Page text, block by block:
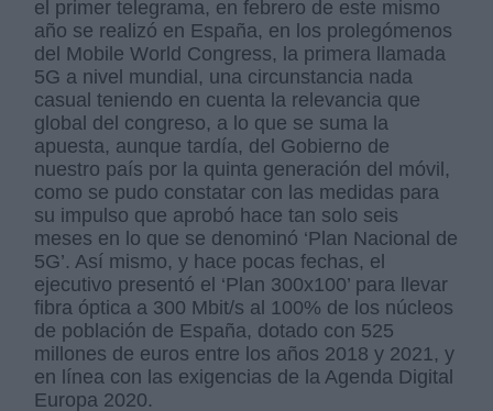
el primer telegrama, en febrero de este mismo
año se realizó en España, en los prolegómenos
del Mobile World Congress, la primera llamada
5G a nivel mundial, una circunstancia nada
casual teniendo en cuenta la relevancia que
global del congreso, a lo que se suma la
apuesta, aunque tardía, del Gobierno de
nuestro país por la quinta generación del móvil,
como se pudo constatar con las medidas para
su impulso que aprobó hace tan solo seis
meses en lo que se denominó ‘Plan Nacional de
5G’. Así mismo, y hace pocas fechas, el
ejecutivo presentó el ‘Plan 300x100’ para llevar
fibra óptica a 300 Mbit/s al 100% de los núcleos
de población de España, dotado con 525
millones de euros entre los años 2018 y 2021, y
en línea con las exigencias de la Agenda Digital
Europa 2020.